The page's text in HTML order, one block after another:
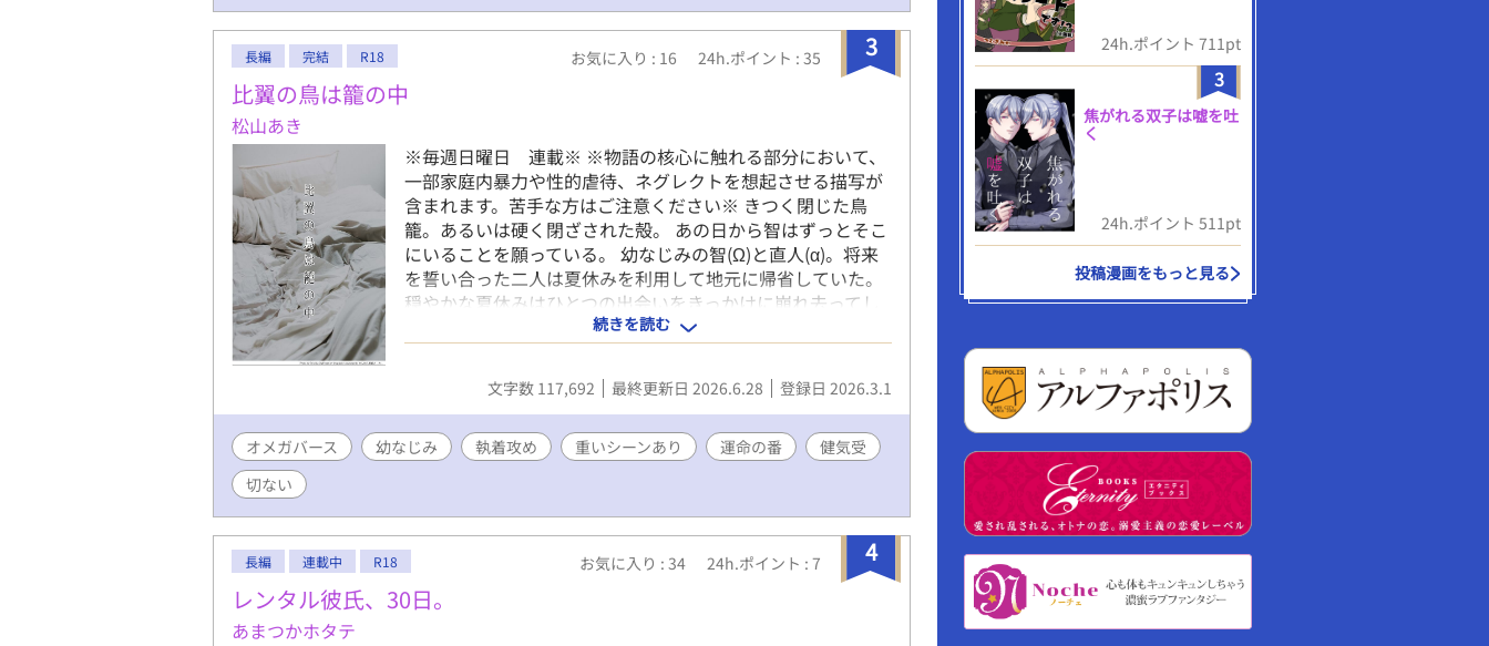
3
長編 完結 R18 お気に入り : 16 24h.ポイント : 35
比翼の鳥は籠の中
松山あき
※毎週日曜日 連載※ ※物語の核心に触れる部分において、
一部家庭内暴力や性的虐待、ネグレクトを想起させる描写が
含まれます。苦手な方はご注意ください※ きつく閉じた鳥
籠。あるいは硬く閉ざされた殻。 あの日から智はずっとそこ
にいることを願っている。 幼なじみの智(Ω)と直人(α)。将来
を誓い合った二人は夏休みを利用して地元に帰省していた。
穏やかな夏休みはひとつの出会いをきっかけに崩れ去ってし
まう。 『メイストームのあとは飛行機雲』のサブカップル直
人×智のスピンオフ。 ※単体でも問題なく楽しめます。※
続きを読む
文字数 117,692 最終更新日 2026.6.28 登録日 2026.3.1
オメガバース 幼なじみ 執着攻め 重いシーンあり 運命の番
健気受
切ない
4
長編 連載中 R18 お気に入り : 34 24h.ポイント : 7
レンタル彼氏、30日。
あまつかホタテ
24h.ポイント 711pt
3
焦がれる双子は嘘を吐
く
24h.ポイント 511pt
投稿漫画をもっと見る